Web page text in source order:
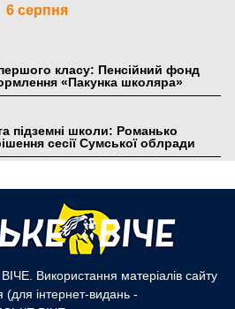
6 серпня
класу: Пенсійний фонд
«Пакунка школяра»
підземні школи: Романько
сесії Сумської облради
5 книжкових історій із
Використання матеріалів сайту
інтернет-видань -